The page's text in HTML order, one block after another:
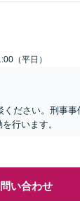
（平日）
ください。刑事
行います。
い合わせ